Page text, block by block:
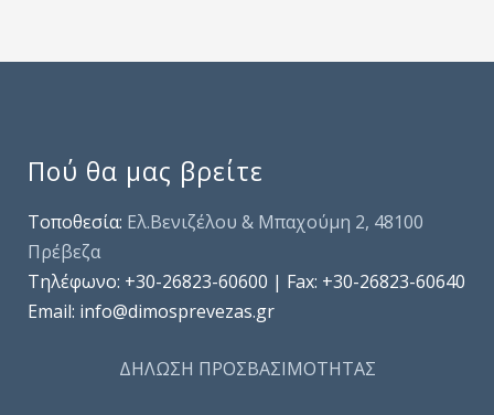
Πού θα μας βρείτε
Τοποθεσία: Ελ.Βενιζέλου & Μπαχούμη 2, 48100
Πρέβεζα
Τηλέφωνo: +30-26823-60600 | Fax: +30-26823-60640
Email: info@dimosprevezas.gr
ΔΗΛΩΣΗ ΠΡΟΣΒΑΣΙΜΟΤΗΤΑΣ